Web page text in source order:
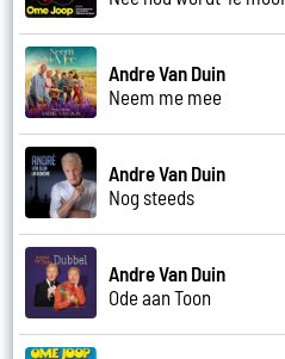
Andre Van Duin
Neem me mee
Andre Van Duin
Nog steeds
Andre Van Duin
Ode aan Toon